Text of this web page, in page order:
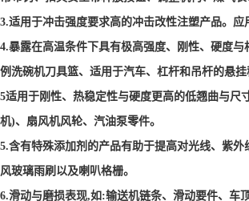
3.适用于冲击强度要求高的冲击改性注塑产品。应
4.暴露在高温条件下具有极高强度、刚性、硬度
例洗碗机刀具篮、适用于汽车、杠杆和吊杆的悬挂
5适用于刚性、热稳定性与硬度更高的低翘曲与
机)、扇风机风轮、汽油泵零件。
5.含有特殊添加剂的产品有助于提高对光线、紫
风玻璃雨刷以及喇叭格栅。
6.滑动与磨损表现,如:输送机链条、滑动要件、车